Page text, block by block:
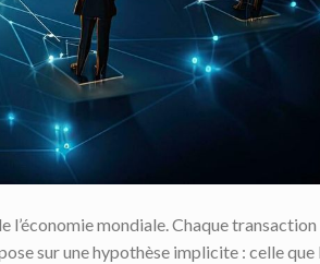
l’économie mondiale. Chaque transaction
sur une hypothèse implicite : celle que